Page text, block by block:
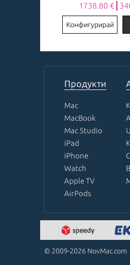
1738.80
Конфигурирай
1
Продукти
Mac
MacBook
Mac Studio
iPad
iPhone
Watch
Apple TV
AirPods
© 2009-2026 NovMac.com